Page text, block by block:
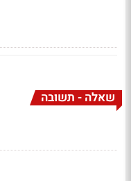
שאלה - תשובה